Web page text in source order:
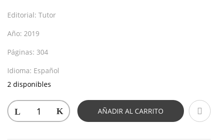
Editorial: Tutor
Año: 2019
Páginas: 304
Idioma: Español
2 disponibles
AÑADIR AL CARRITO